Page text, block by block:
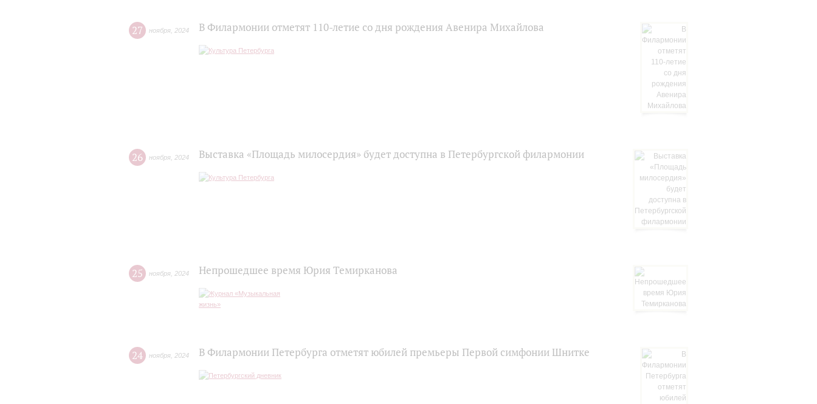
27 ноября 2024 В Филармонии отметят 110-летие со дня рождения Авенира Михайлова
26 ноября 2024 Выставка «Площадь милосердия» будет доступна в Петербургской филармонии
25 ноября 2024 Непрошедшее время Юрия Темирканова
24 ноября 2024 В Филармонии Петербурга отметят юбилей премьеры Первой симфонии Шнитке